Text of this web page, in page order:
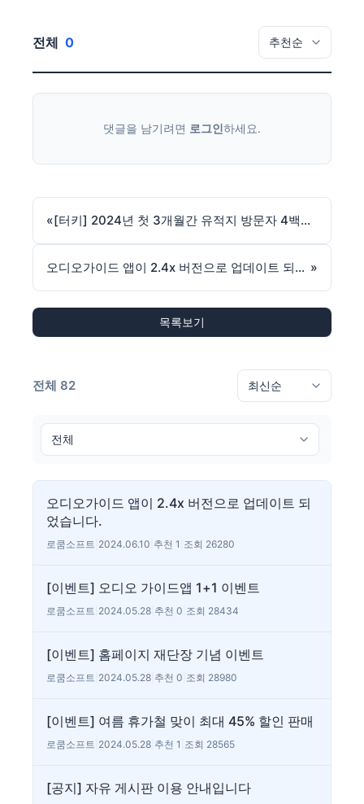
전체 0
댓글을 남기려면 로그인하세요.
« [터키] 2024년 첫 3개월간 유적지 방문자 4백만명에 달해
오디오가이드 앱이 2.4x 버전으로 업데이트 되었습니다. »
목록보기
전체 82
오디오가이드 앱이 2.4x 버전으로 업데이트 되
었습니다.
로쿰소프트 2024.06.10 추천 1 조회 26280
[이벤트] 오디오 가이드앱 1+1 이벤트
로쿰소프트 2024.05.28 추천 0 조회 28434
[이벤트] 홈페이지 재단장 기념 이벤트
로쿰소프트 2024.05.28 추천 0 조회 28980
[이벤트] 여름 휴가철 맞이 최대 45% 할인 판매
로쿰소프트 2024.05.28 추천 1 조회 28565
[공지] 자유 게시판 이용 안내입니다